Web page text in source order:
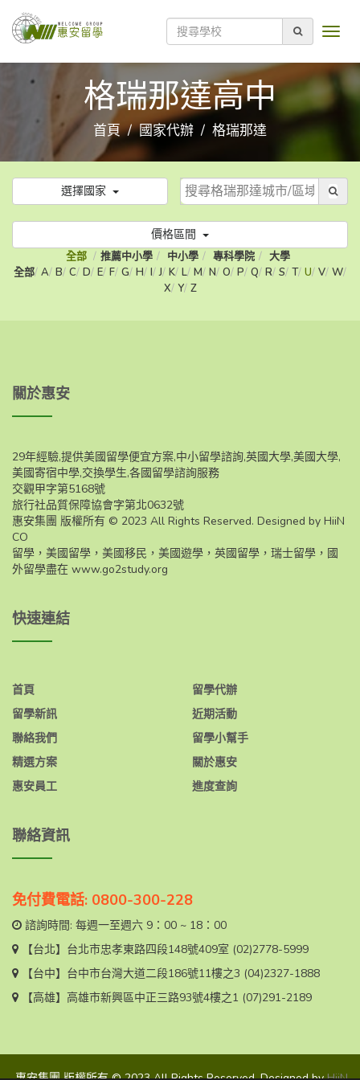
格瑞那達高中
首頁 國家代辦 格瑞那達
選擇國家
價格區間
全部 推薦中小學 中小學 專科學院
大學
全部 A B C D E F G H I J K L M N O P Q R S T U V W
X Y Z
關於惠安
29年經驗,提供美國留學便宜方案,中小留學諮詢,英國大學,美國大學,
美國寄宿中學,交換學生,各國留學諮詢服務
交觀甲字第5168號
旅行社品質保障協會字第北0632號
惠安集團 版權所有 © 2023 All Rights Reserved. Designed by HiiN
CO
留學，美國留學，美國移民，美國遊學，英國留學，瑞士留學，國
外留學盡在 www.go2study.org
快速連結
首頁
留學新訊
聯絡我們
精選方案
惠安員工
留學代辦
近期活動
留學小幫手
關於惠安
進度查詢
聯絡資訊
免付費電話: 0800-300-228
諮詢時間: 每週一至週六 9：00 ~ 18：00
【台北】 台北市忠孝東路四段148號409室 (02)2778-5999
【台中】 台中市台灣大道二段186號11樓之3 (04)2327-1888
【高雄】 高雄市新興區中正三路93號4樓之1 (07)291-2189